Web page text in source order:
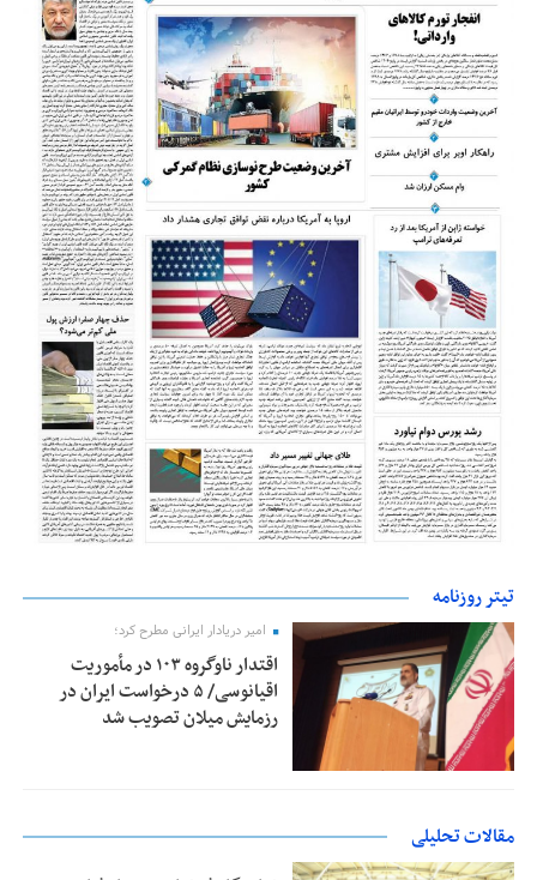
تیتر روزنامه
امیر دریادار ایرانی مطرح کرد؛
اقتدار ناوگروه ۱۰۳ در مأموریت‌
اقیانوسی/ ۵ درخواست ایران در
رزمایش میلان تصویب شد
مقالات تحلیلی